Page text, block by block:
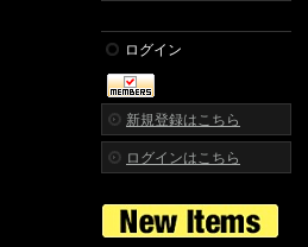
ログイン
新規登録はこちら
ログインはこちら